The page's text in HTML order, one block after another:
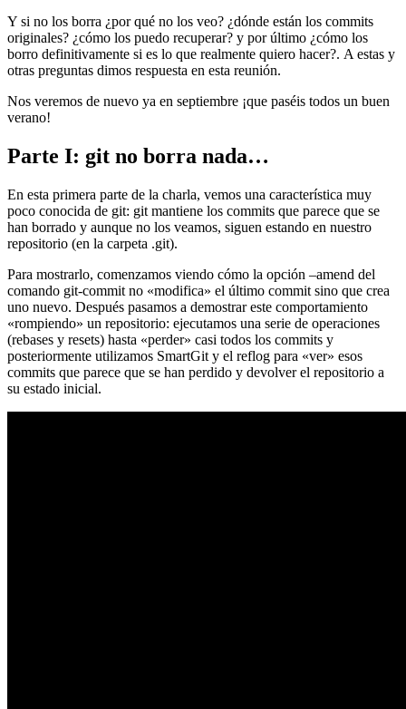
Y si no los borra ¿por qué no los veo? ¿dónde están los commits
originales? ¿cómo los puedo recuperar? y por último ¿cómo los
borro definitivamente si es lo que realmente quiero hacer?. A estas y
otras preguntas dimos respuesta en esta reunión.
Nos veremos de nuevo ya en septiembre ¡que paséis todos un buen
verano!
Parte I: git no borra nada…
En esta primera parte de la charla, vemos una característica muy
poco conocida de git: git mantiene los commits que parece que se
han borrado y aunque no los veamos, siguen estando en nuestro
repositorio (en la carpeta .git).
Para mostrarlo, comenzamos viendo cómo la opción –amend del
comando git-commit no «modifica» el último commit sino que crea
uno nuevo. Después pasamos a demostrar este comportamiento
«rompiendo» un repositorio: ejecutamos una serie de operaciones
(rebases y resets) hasta «perder» casi todos los commits y
posteriormente utilizamos SmartGit y el reflog para «ver» esos
commits que parece que se han perdido y devolver el repositorio a
su estado inicial.